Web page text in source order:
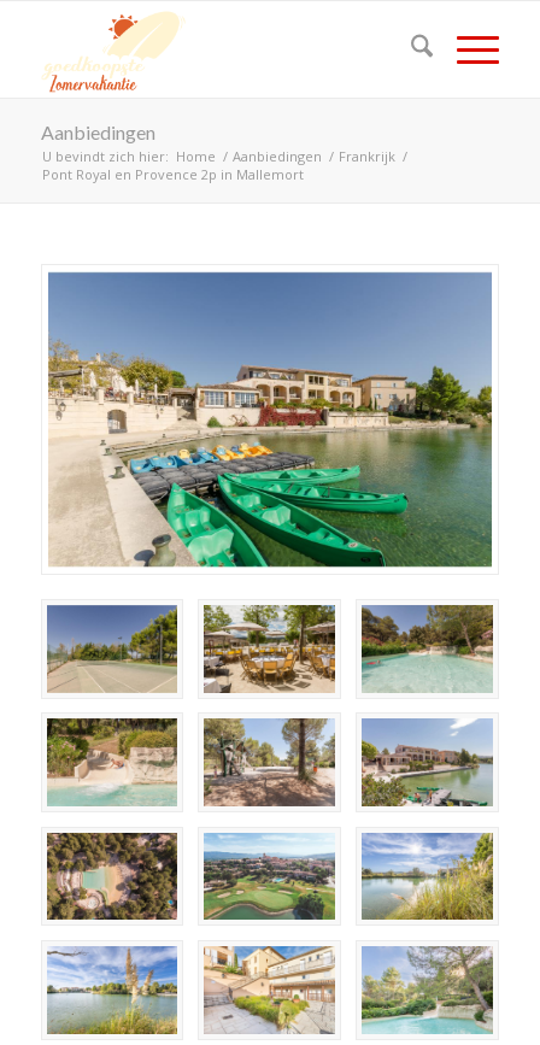
Aanbiedingen
U bevindt zich hier: Home / Aanbiedingen / Frankrijk /
Pont Royal en Provence 2p in Mallemort